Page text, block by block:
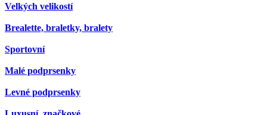
Velkých velikostí
Brealette, braletky, bralety
Sportovní
Malé podprsenky
Levné podprsenky